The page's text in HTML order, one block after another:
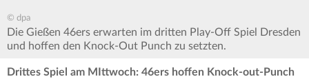
© dpa
Die Gießen 46ers erwarten im dritten Play-Off Spiel Dresden
und hoffen den Knock-Out Punch zu setzten.
Drittes Spiel am MIttwoch: 46ers hoffen Knock-out-Punch